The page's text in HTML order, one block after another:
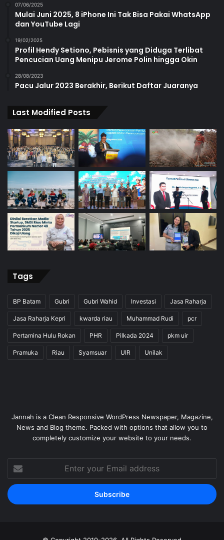
07/06/2025
Mulai Juni 2025, 8 iPhone Ini Tak Bisa Pakai WhatsApp
dan YouTube Lagi
19/02/2025
Profil Hendy Setiono, Pebisnis yang Diduga Terlibat
Pencucian Uang Menipu Jerome Polin hingga Okin
28/08/2023
Pacu Jalur 2023 Berakhir, Berikut Daftar Juaranya
Last Modified Posts
Tags
BP Batam Gubri Gubri Wahid Investasi Jasa Raharja
Jasa Raharja Kepri kwarda riau Muhammad Rudi pcr
Pertamina Hulu Rokan PHR Pilkada 2024 pkm uir
Pramuka Riau Syamsuar UIR Unilak
Jannah is a Clean Responsive WordPress Newspaper, Magazine,
News and Blog theme. Packed with options that allow you to
completely customize your website to your needs.
your
Email
address